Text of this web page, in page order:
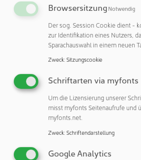
Stoffe nach außen gelangen noch
nach innen.
Prozesse, Anlagen, Regularien –
zusammenpassen
Aufgrund der Risiken erfordern
ein Produktionsumfeld, in dem alle
aufeinander abgestimmt sind. Geräte
müssen sich leicht und sicher
Kreuzkontaminationen zu vermeiden.
Transportsysteme, automatisierte
Prozesssicherheit. Das gilt auch für
Browsersitzung Notwendig
Der sog. Session Cookie dient -
zur Identifikation eines Nutzers,
Sparachauswahl in einem neuen
Zweck: Sitzungscookie
Schriftarten via myfonts
Um die Lizensierung unserer
misst myfonts Seitenaufrufe und
myfonts.net.
Zweck: Schriftendarstellung
Google Analytics